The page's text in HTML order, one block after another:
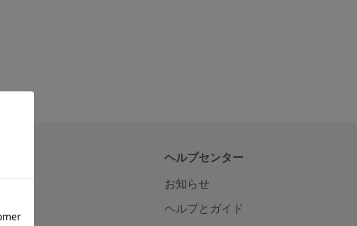
ヘルプセンター
お知らせ
ヘルプとガイド